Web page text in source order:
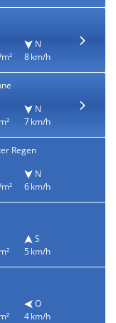
N
8 km/h
N
7 km/h
Regen
N
6 km/h
S
5 km/h
O
4 km/h